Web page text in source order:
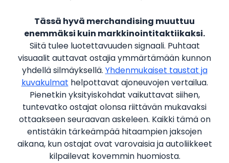
Tässä hyvä merchandising muuttuu
enemmäksi kuin markkinointitaktiikaksi.
Siitä tulee luotettavuuden signaali. Puhtaat
visuaalit auttavat ostajia ymmärtämään kunnon
yhdellä silmäyksellä. Yhdenmukaiset taustat ja
kuvakulmat helpottavat ajoneuvojen vertailua.
Pienetkin yksityiskohdat vaikuttavat siihen,
tuntevatko ostajat olonsa riittävän mukavaksi
ottaakseen seuraavan askeleen. Kaikki tämä on
entistäkin tärkeämpää hitaampien jaksojen
aikana, kun ostajat ovat varovaisia ja autoliikkeet
kilpailevat kovemmin huomiosta.